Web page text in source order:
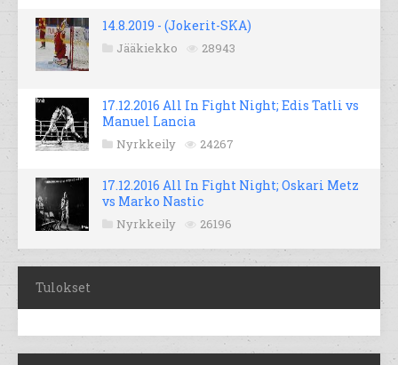
14.8.2019 - (Jokerit-SKA)
Jääkiekko 28943
17.12.2016 All In Fight Night; Edis Tatli vs
Manuel Lancia
Nyrkkeily 24267
17.12.2016 All In Fight Night; Oskari Metz
vs Marko Nastic
Nyrkkeily 26196
Tulokset